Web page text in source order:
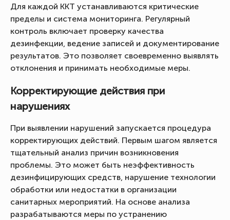
Для каждой ККТ устанавливаются критические
пределы и система мониторинга. Регулярный
контроль включает проверку качества
дезинфекции, ведение записей и документирование
результатов. Это позволяет своевременно выявлять
отклонения и принимать необходимые меры.
Корректирующие действия при
нарушениях
При выявлении нарушений запускается процедура
корректирующих действий. Первым шагом является
тщательный анализ причин возникновения
проблемы. Это может быть неэффективность
дезинфицирующих средств, нарушение технологии
обработки или недостатки в организации
санитарных мероприятий. На основе анализа
разрабатываются меры по устранению